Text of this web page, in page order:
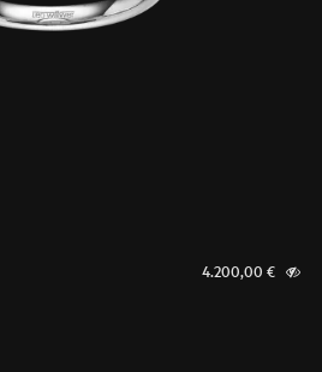
4.200,00 €